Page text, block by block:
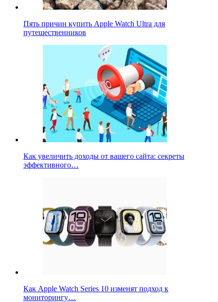
Пять причин купить Apple Watch Ultra для
путешественников
Как увеличить доходы от вашего сайта: секреты
эффективного…
Как Apple Watch Series 10 изменят подход к
мониторингу…